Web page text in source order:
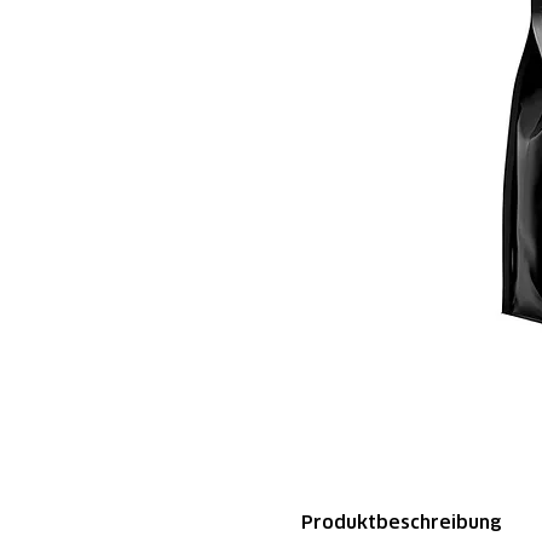
Produktbeschreibung